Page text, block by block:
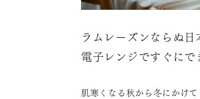
ラムレーズンならぬ日
電子レンジですぐにで
肌寒くなる秋から冬にかけ